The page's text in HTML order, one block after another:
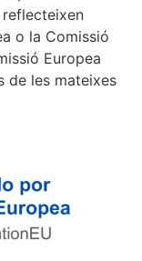
reflecteixen
o la Comissió
Europea
de les mateixes